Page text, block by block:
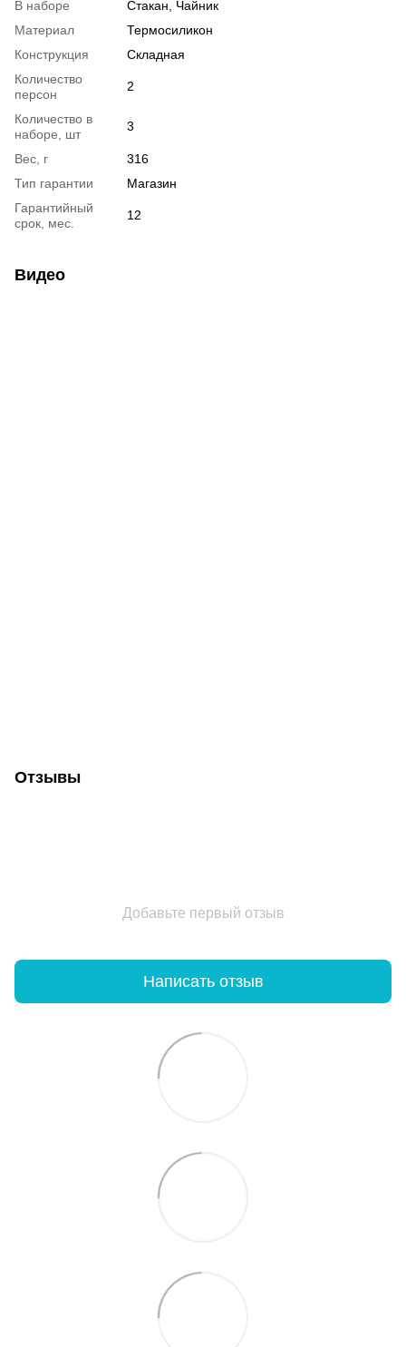
В наборе
Стакан, Чайник
Материал
Термосиликон
Конструкция
Складная
Количество
персон
2
Количество в
наборе, шт
3
Вес, г
316
Тип гарантии
Магазин
Гарантийный
срок, мес.
12
Видео
Отзывы
Добавьте первый отзыв
Написать отзыв